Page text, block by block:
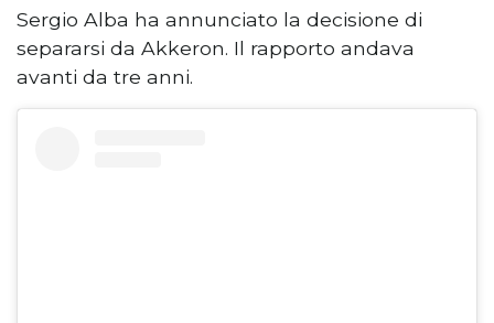
Sergio Alba ha annunciato la decisione di
separarsi da Akkeron. Il rapporto andava
avanti da tre anni.